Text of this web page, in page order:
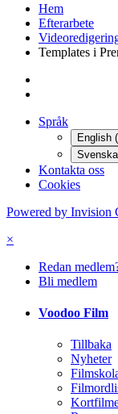
Hem
Efterarbete
Templates i
Språk
English
Kontakta oss
Cookies
Powered by Invision
×
Redan
Bli medlem
Voodoo Film
Tillbaka
Nyheter